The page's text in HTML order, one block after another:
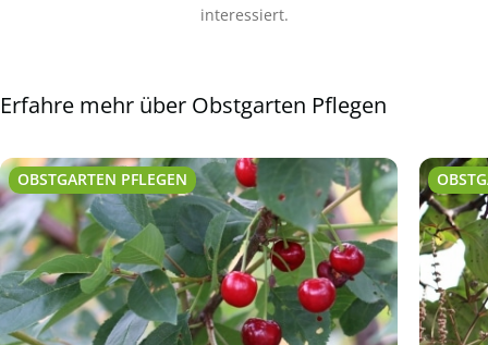
interessiert.
Erfahre mehr über Obstgarten Pflegen
OBSTGARTEN PFLEGEN